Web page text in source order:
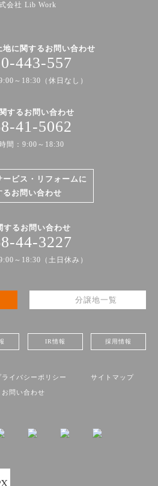
会社 Lib Work
地に関するお問い合わせ
443-557
～18:30（休日なし）
するお問い合わせ
41-5062
間：9:00～18:30
ービス・リフォームに
るお問い合わせ
するお問い合わせ
44-3227
～18:30（土日休み）
分譲地一覧
IR情報 採用情報
ライバシーポリシー サイトマップ
お問い合わせ